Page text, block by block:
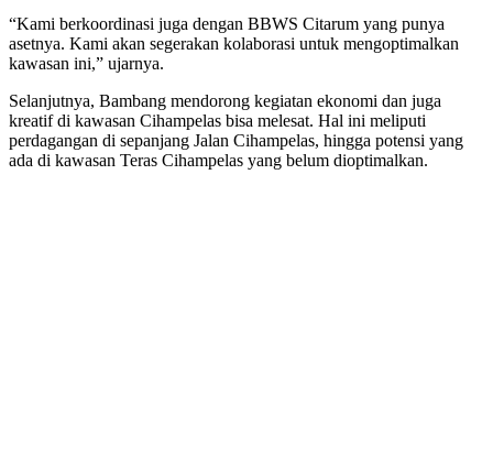
“Kami berkoordinasi juga dengan BBWS Citarum yang punya
asetnya. Kami akan segerakan kolaborasi untuk mengoptimalkan
kawasan ini,” ujarnya.
Selanjutnya, Bambang mendorong kegiatan ekonomi dan juga
kreatif di kawasan Cihampelas bisa melesat. Hal ini meliputi
perdagangan di sepanjang Jalan Cihampelas, hingga potensi yang
ada di kawasan Teras Cihampelas yang belum dioptimalkan.